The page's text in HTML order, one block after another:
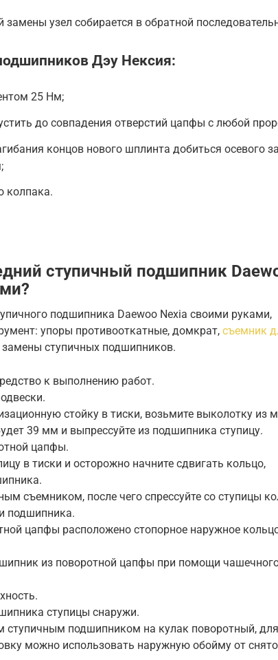
замены узел собирается в обратной
Дэу Нексия:
25 Нм;
до совпадения отверстий цапфы с любой
концов нового шплинта добиться осевого
колпака.
ступичный подшипник
подшипника Daewoo Nexia своими руками,
упоры противооткатные, домкрат, съемник
замены ступичных подшипников.
к выполнению работ.
стойку в тиски, возьмите выколотку из
39 мм и выпрессуйте из подшипника ступицу.
цапфы.
в тиски и осторожно начните сдвигать кольцо,
съемником, после чего спрессуйте со ступицы
подшипника.
цапфы расположено стопорное наружное
из поворотной цапфы при помощи
ступицы снаружи.
ступичным подшипником на кулак поворотный,
можно использовать наружную обойму от